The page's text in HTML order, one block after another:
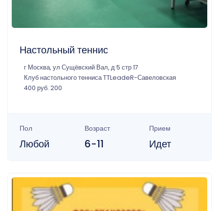
Настольный теннис
г Москва, ул Сущёвский Вал, д 5 стр 17
Клуб настольного тенниса TTLeadeR-Савеловская
400 руб. 200
Пол
Любой
Возраст
6-11
Прием
Идет